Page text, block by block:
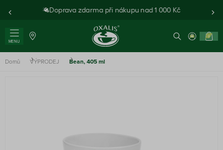
Doprava zdarma při nákupu nad 1 000 Kč
MENU
0
Domů VÝPRODEJ Bean, 405 ml